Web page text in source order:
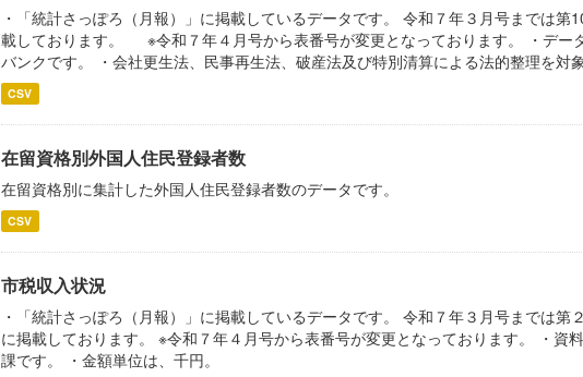
・「統計さっぽろ（月報）」に掲載しているデータです。 令和７年３月号までは第
載しております。 ※令和７年４月号から表番号が変更となっております。 ・デー
バンクです。 ・会社更生法、民事再生法、破産法及び特別清算による法的整理を対
CSV
在留資格別外国人住民登録者数
在留資格別に集計した外国人住民登録者数のデータです。
CSV
市税収入状況
・「統計さっぽろ（月報）」に掲載しているデータです。 令和７年３月号までは第
に掲載しております。 ※令和７年４月号から表番号が変更となっております。 ・資
課です。 ・金額単位は、千円。